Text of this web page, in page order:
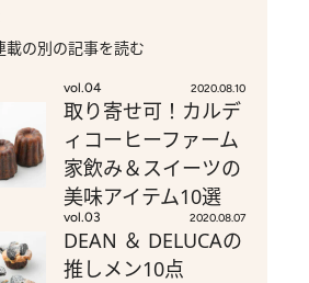
載の別の記事を読む
vol.04 2020.08.10
取り寄せ可！カルデ
ィコーヒーファーム
家飲み＆スイーツの
美味アイテム10選
vol.03 2020.08.07
DEAN ＆ DELUCAの
推しメン10点